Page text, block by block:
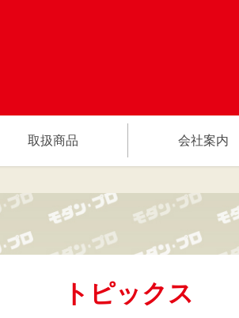
取扱商品 会社案内
トピックス